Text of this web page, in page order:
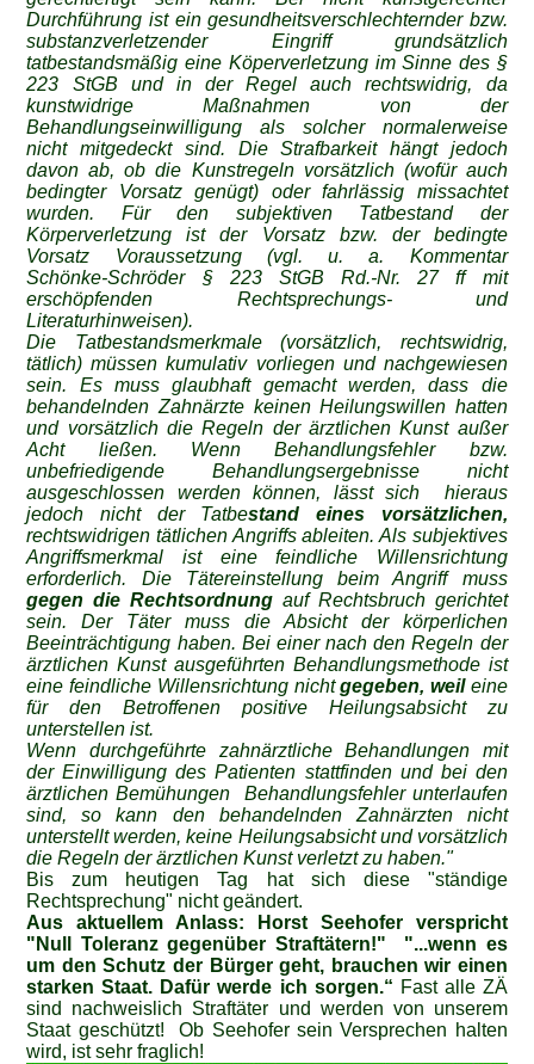
Durchführung ist ein gesundheitsverschlechternder bzw.
substanzverletzender Eingriff grundsätzlich
tatbestandsmäßig eine Köperverletzung im Sinne des §
223 StGB und in der Regel auch rechtswidrig, da
kunstwidrige Maßnahmen von der
Behandlungseinwilligung als solcher normalerweise
nicht mitgedeckt sind. Die Strafbarkeit hängt jedoch
davon ab, ob die Kunstregeln vorsätzlich (wofür auch
bedingter Vorsatz genügt) oder fahrlässig missachtet
wurden. Für den subjektiven Tatbestand der
Körperverletzung ist der Vorsatz bzw. der bedingte
Vorsatz Voraussetzung (vgl. u. a. Kommentar
Schönke‑Schröder § 223 StGB Rd.‑Nr. 27 ff mit
erschöpfenden Rechtsprechungs‑ und
Literaturhinweisen).
Die Tatbestandsmerkmale (vorsätzlich, rechtswidrig,
tätlich) müssen kumulativ vorliegen und nachgewiesen
sein. Es muss glaubhaft gemacht werden, dass die
behandelnden Zahnärzte keinen Heilungswillen hatten
und vorsätzlich die Regeln der ärztlichen Kunst außer
Acht ließen. Wenn Behandlungsfehler bzw.
unbefriedigende Behandlungsergebnisse nicht
ausgeschlossen werden können, lässt sich hieraus
jedoch nicht der Tatbestand eines vorsätzlichen,
rechtswidrigen tätlichen Angriffs ableiten. Als subjektives
Angriffsmerkmal ist eine feindliche Willensrichtung
erforderlich. Die Tätereinstellung beim Angriff muss
gegen die Rechtsordnung auf Rechtsbruch gerichtet
sein. Der Täter muss die Absicht der körperlichen
Beeinträchtigung haben. Bei einer nach den Regeln der
ärztlichen Kunst ausgeführten Behandlungsmethode ist
eine feindliche Willensrichtung nichtgegeben, weil eine
für den Betroffenen positive Heilungsabsicht zu
unterstellen ist.
Wenn durchgeführte zahnärztliche Behandlungen mit
der Einwilligung des Patienten stattfinden und bei den
ärztlichen Bemühungen Behandlungsfehler unterlaufen
sind, so kann den behandelnden Zahnärzten nicht
unterstellt werden, keine Heilungsabsicht und vorsätzlich
die Regeln der ärztlichen Kunst verletzt zu haben."
Bis zum heutigen Tag hat sich diese "ständige
Rechtsprechung" nicht geändert.
Aus aktuellem Anlass: Horst Seehofer verspricht
"Null Toleranz gegenüber Straftätern!" "...wenn es
um den Schutz der Bürger geht, brauchen wir einen
starken Staat. Dafür werde ich sorgen.“ Fast alle ZÄ
sind nachweislich Straftäter und werden von unserem
Staat geschützt! Ob Seehofer sein Versprechen halten
wird, ist sehr fraglich!